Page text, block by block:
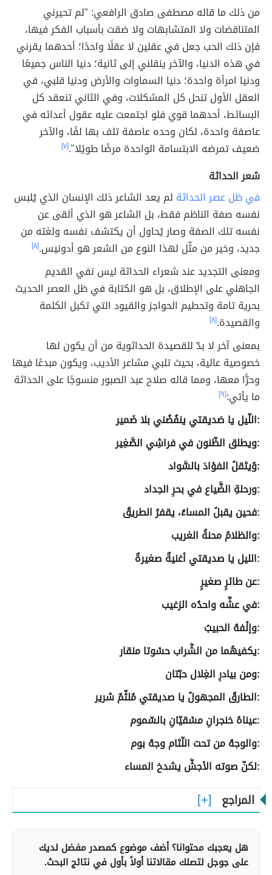
من ذلك ما قاله مصطفى صادق الرافعي: "لم تحيرني
المتناقضات ولا المتشابهات ولا ضقت بأسباب الفكر فيها،
فإن ذلك الحب جعل في عقلين لا عقلًا واحدًا؛ أحدهما يقرني
في هذه الدنيا، والآخر ينقلني إلى ثانية؛ دنيا الناس جميعًا
ودنيا امرأة واحدة؛ دنيا السماوات والأرض ودنيا قلبي، في
العقل الأول تنحل كل المشكلات، وفي الثاني تنعقد كل
البسائط، أحدهما قوي فلو اجتمعت عليه عقول أعدائه في
عاصفة واحدة، لكان وحده عاصفة تلف بها لفًا، والآخر
ضعيف تمرضه الابتسامة الواحدة مرضًا طويًلا".[٧]
شعر الحداثة
في ظل عصر الحداثة لم يعد الشاعر ذلك الإنسان الذي يُلبس
نفسه صفة الناظم فقط، بل الشاعر هو الذي ألقى عن
نفسه تلك الصفة وصار يُحاول أن يكتشف نفسه ولغته من
جديد، وخير من مثّل لهذا النوع من الشعر هو أدونيس.[٨]
ومعنى التجديد عند شعراء الحداثة ليس نفي القديم
الجاهلي على الإطلاق، بل هو الكتابة في ظل العصر الحديث
بحرية تامة وتحطيم الحواجز والقيود التي تكبل الكلمة
والقصيدة.[٨]
بمعنى آخر لا بدّ للقصيدة الحداثوية من أن يكون لها
خصوصية عالية، بحيث تلبي مشاعر الأديب، ويكون مبدعًا فيها
وحرًّا معها، ومما قاله صلاح عبد الصبور منسوجًا على الحداثة
ما يأتي:[٩]
:اللّيل يا صَديقتي ينفُضُني بلا ضَمير
:ويطلق الظّنون في فراشِي الصَّغِير
:وُيثقلُ الفؤادَ بالسَّواد
:ورحلةِ الضَّياع في بحرِ الحِداد
:فحين يقبلُ المساءُ، يقفرُ الطريقُ
:والظلامُ محنةُ الغريب
:الليل يا صديقتي أغنيةٌ صغيرةٌ
:عن طائرٍ صغيرٍ
:في عشِّه واحدُه الزغيب
:وإلْفهُ الحبيبُ
:يكفيهُما من الشَّراب حسْوتا منقار
:ومن بيادرِ الغِلال حبّتان
:الطارقُ المجهولُ يا صديقتي مُلثّمٌ شرير
:عيناهُ خنجرانِ مسْقيّانِ بالسّموم
:والوجهُ من تحت اللّثام وجهُ بوم
:لكنّ صوته الأجشَّ يشدخ المساء
المراجع
هل يعجبك محتوانا؟ أضف موضوع كمصدر مفضل لديك
على جوجل لتصلك مقالاتنا أولاً بأول في نتائج البحث.